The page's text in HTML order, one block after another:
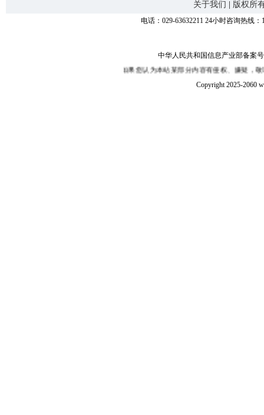
关于我们 版权所
电话：029-63632211 24小时咨询热线
中华人民共和国信息产业部备案
不保证其内容的真实性,如果您认为本站某部分内容有侵权、嫌疑，敬请在30
Copyright 2025-2060